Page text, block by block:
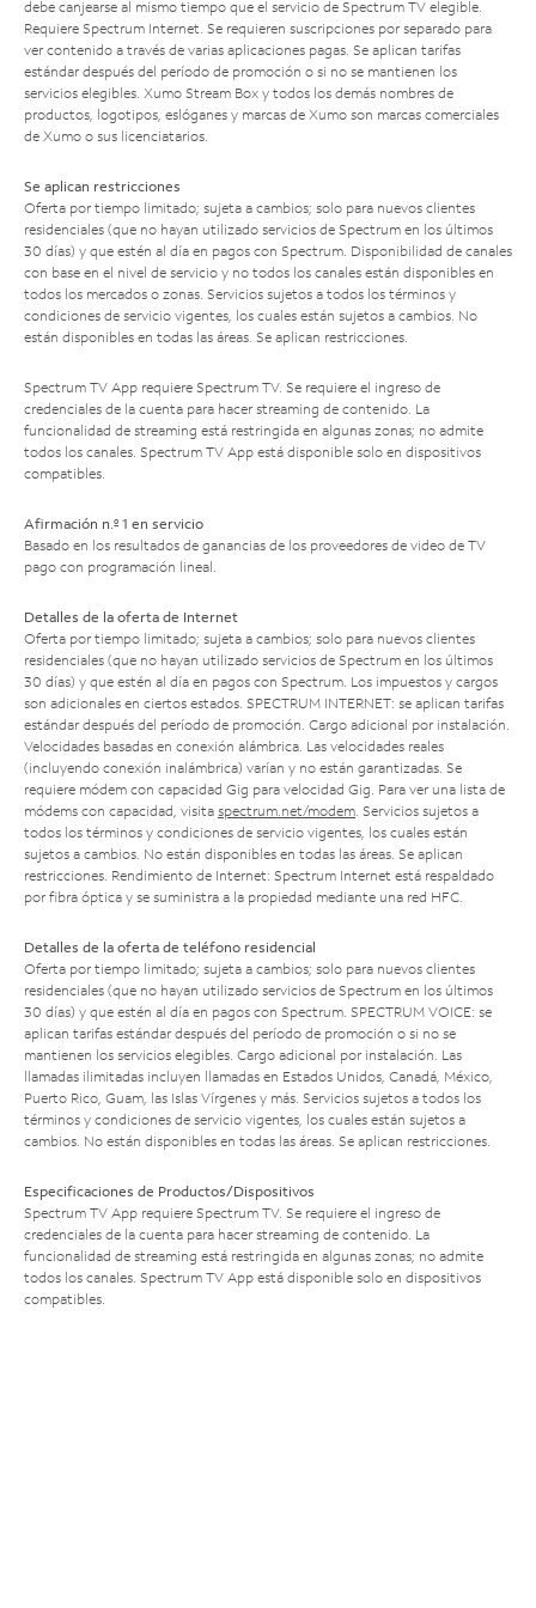
debe canjearse al mismo tiempo que el servicio de Spectrum TV elegible.
Requiere Spectrum Internet. Se requieren suscripciones por separado para
ver contenido a través de varias aplicaciones pagas. Se aplican tarifas
estándar después del período de promoción o si no se mantienen los
servicios elegibles. Xumo Stream Box y todos los demás nombres de
productos, logotipos, eslóganes y marcas de Xumo son marcas comerciales
de Xumo o sus licenciatarios.
Se aplican restricciones
Oferta por tiempo limitado; sujeta a cambios; solo para nuevos clientes
residenciales (que no hayan utilizado servicios de Spectrum en los últimos
30 días) y que estén al día en pagos con Spectrum. Disponibilidad de canales
con base en el nivel de servicio y no todos los canales están disponibles en
todos los mercados o zonas. Servicios sujetos a todos los términos y
condiciones de servicio vigentes, los cuales están sujetos a cambios. No
están disponibles en todas las áreas. Se aplican restricciones.
Spectrum TV App requiere Spectrum TV. Se requiere el ingreso de
credenciales de la cuenta para hacer streaming de contenido. La
funcionalidad de streaming está restringida en algunas zonas; no admite
todos los canales. Spectrum TV App está disponible solo en dispositivos
compatibles.
Afirmación n.º 1 en servicio
Basado en los resultados de ganancias de los proveedores de video de TV
pago con programación lineal.
Detalles de la oferta de Internet
Oferta por tiempo limitado; sujeta a cambios; solo para nuevos clientes
residenciales (que no hayan utilizado servicios de Spectrum en los últimos
30 días) y que estén al día en pagos con Spectrum. Los impuestos y cargos
son adicionales en ciertos estados. SPECTRUM INTERNET: se aplican tarifas
estándar después del período de promoción. Cargo adicional por instalación.
Velocidades basadas en conexión alámbrica. Las velocidades reales
(incluyendo conexión inalámbrica) varían y no están garantizadas. Se
requiere módem con capacidad Gig para velocidad Gig. Para ver una lista de
módems con capacidad, visita spectrum.net/modem. Servicios sujetos a
todos los términos y condiciones de servicio vigentes, los cuales están
sujetos a cambios. No están disponibles en todas las áreas. Se aplican
restricciones. Rendimiento de Internet: Spectrum Internet está respaldado
por fibra óptica y se suministra a la propiedad mediante una red HFC.
Detalles de la oferta de teléfono residencial
Oferta por tiempo limitado; sujeta a cambios; solo para nuevos clientes
residenciales (que no hayan utilizado servicios de Spectrum en los últimos
30 días) y que estén al día en pagos con Spectrum. SPECTRUM VOICE: se
aplican tarifas estándar después del período de promoción o si no se
mantienen los servicios elegibles. Cargo adicional por instalación. Las
llamadas ilimitadas incluyen llamadas en Estados Unidos, Canadá, México,
Puerto Rico, Guam, las Islas Vírgenes y más. Servicios sujetos a todos los
términos y condiciones de servicio vigentes, los cuales están sujetos a
cambios. No están disponibles en todas las áreas. Se aplican restricciones.
Especificaciones de Productos/Dispositivos
Spectrum TV App requiere Spectrum TV. Se requiere el ingreso de
credenciales de la cuenta para hacer streaming de contenido. La
funcionalidad de streaming está restringida en algunas zonas; no admite
todos los canales. Spectrum TV App está disponible solo en dispositivos
compatibles.